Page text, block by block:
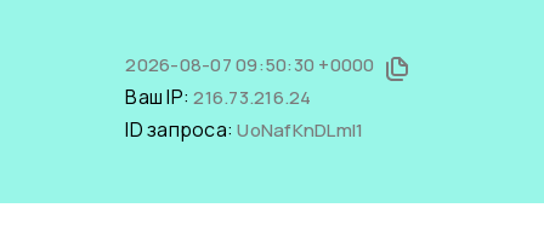
2026-08-07 09:50:30 +0000
Ваш IP:216.73.216.24
ID запроса:UoNafKnDLmI1